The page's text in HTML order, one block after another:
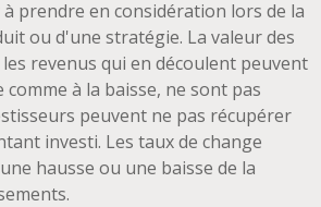
prendre en considération lors de la
ou d'une stratégie. La valeur des
revenus qui en découlent peuvent
à la baisse, ne sont pas
peuvent ne pas récupérer
investi. Les taux de change
hausse ou une baisse de la